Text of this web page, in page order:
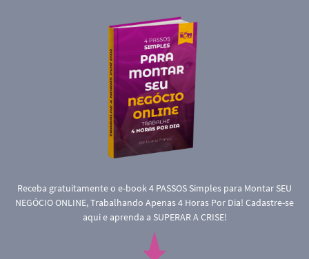
Receba gratuitamente o e-book 4 PASSOS Simples para Montar SEU
NEGÓCIO ONLINE, Trabalhando Apenas 4 Horas Por Dia! Cadastre-se
aqui e aprenda a SUPERAR A CRISE!